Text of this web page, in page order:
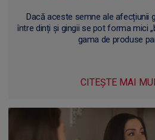
Dacă aceste semne ale afecțiunii
între dinți și gingii se pot forma mici
gama de produse
CITEȘTE MAI